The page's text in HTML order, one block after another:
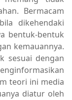
Bermacam
dikehendaki
bentuk-bentuk
kemauannya.
sesuai dengan
teori ini media
diatur oleh